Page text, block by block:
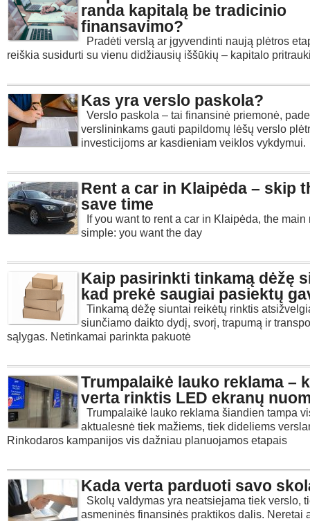
randa kapitalą be tradicinio
finansavimo?
Pradėti verslą ar įgyvendinti naują plėtros
reiškia susidurti su vienu didžiausių iššūkių – kapitalo
Kas yra verslo paskola?
Verslo paskola – tai finansinė priemonė,
verslininkams gauti papildomų lėšų verslo
investicijoms ar kasdieniam veiklos vykdymui.
Rent a car in Klaipėda – skip
save time
If you want to rent a car in Klaipėda, the main
simple: you want the day
Kaip pasirinkti tinkamą dėžę
kad prekė saugiai pasiektų
Tinkamą dėžę siuntai reikėtų rinktis
siunčiamo daikto dydį, svorį, trapumą ir
sąlygas. Netinkamai parinkta pakuotė
Trumpalaikė lauko reklama –
verta rinktis LED ekranų
Trumpalaikė lauko reklama šiandien tampa
aktualesnė tiek mažiems, tiek dideliems
Rinkodaros kampanijos vis dažniau planuojamos etapais
Kada verta parduoti savo
Skolų valdymas yra neatsiejama tiek verslo,
asmeninės finansinės praktikos dalis. Neretai